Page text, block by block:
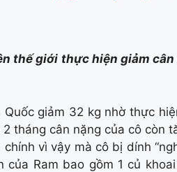
thế giới thực hiện giảm
Quốc giảm 32 kg nhờ thực
tháng cân nặng của cô
vì vậy mà cô bị dính
của Ram bao gồm 1 củ